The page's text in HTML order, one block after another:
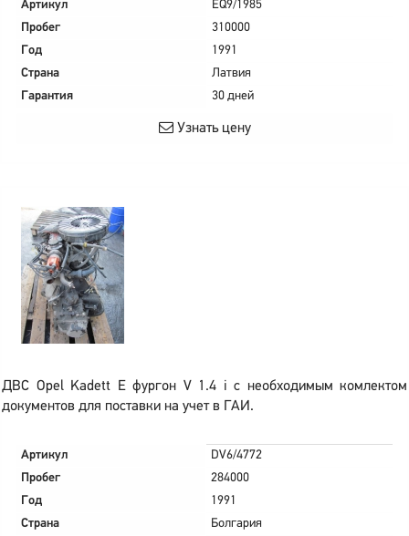
Артикул
EQ9/1985
Пробег
310000
Год
1991
Страна
Латвия
Гарантия
30 дней
Узнать цену
ДВС Opel Kadett E фургон V 1.4 i с необходимым комлектом
документов для поставки на учет в ГАИ.
Артикул
DV6/4772
Пробег
284000
Год
1991
Страна
Болгария